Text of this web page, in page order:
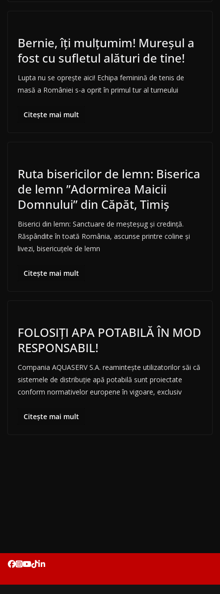
Bernie, îți mulțumim! Mureșul a
fost cu sufletul alături de tine!
Lupta nu se oprește aici! Echipa feminină de tenis de
masă a României s-a oprit în primul tur al turneului
Citește mai mult
Ruta bisericilor de lemn: Biserica
de lemn ”Adormirea Maicii
Domnului” din Căpăt, Timiș
Biserici din lemn: Sanctuare de meșteșug și credință.
Răspândite în toată România, ascunse printre coline și
livezi, bisericuțele de lemn
Citește mai mult
FOLOSIȚI APA POTABILĂ ÎN MOD
RESPONSABIL!
Compania AQUASERV S.A. reamintește utilizatorilor săi că
sistemele de distribuție apă potabilă sunt proiectate
conform normativelor europene în vigoare, exclusiv
Citește mai mult